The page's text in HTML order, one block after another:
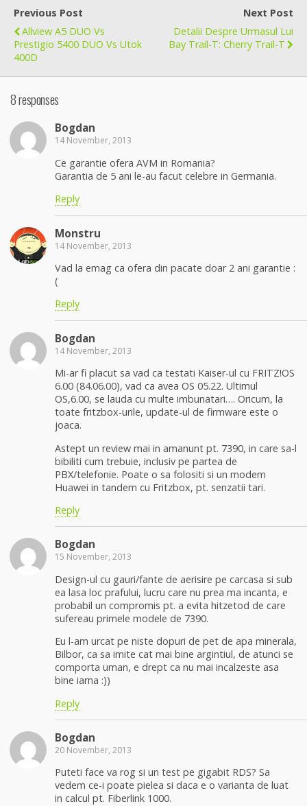
Previous Post
Allview A5 DUO Vs
Prestigio 5400 DUO Vs Utok
400D
Next Post
Detalii Despre Urmasul Lui
Bay Trail-T: Cherry Trail-T
8 responses
Bogdan
14 November, 2013
Ce garantie ofera AVM in Romania?
Garantia de 5 ani le-au facut celebre in Germania.
Reply
Monstru
14 November, 2013
Vad la emag ca ofera din pacate doar 2 ani garantie :
(
Reply
Bogdan
14 November, 2013
Mi-ar fi placut sa vad ca testati Kaiser-ul cu FRITZ!OS
6.00 (84.06.00), vad ca avea OS 05.22. Ultimul
OS,6.00, se lauda cu multe imbunatari…. Oricum, la
toate fritzbox-urile, update-ul de firmware este o
joaca.
Astept un review mai in amanunt pt. 7390, in care sa-l
bibiliti cum trebuie, inclusiv pe partea de
PBX/telefonie. Poate o sa folositi si un modem
Huawei in tandem cu Fritzbox, pt. senzatii tari.
Reply
Bogdan
15 November, 2013
Design-ul cu gauri/fante de aerisire pe carcasa si sub
ea lasa loc prafului, lucru care nu prea ma incanta, e
probabil un compromis pt. a evita hitzetod de care
sufereau primele modele de 7390.
Eu l-am urcat pe niste dopuri de pet de apa minerala,
Bilbor, ca sa imite cat mai bine argintiul, de atunci se
comporta uman, e drept ca nu mai incalzeste asa
bine iarna :))
Reply
Bogdan
20 November, 2013
Puteti face va rog si un test pe gigabit RDS? Sa
vedem ce-i poate pielea si daca e o varianta de luat
in calcul pt. Fiberlink 1000.